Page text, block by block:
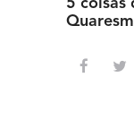
5 coisas